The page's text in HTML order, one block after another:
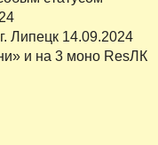
Липецк 14.09.2024
и на 3 моно ResЛК